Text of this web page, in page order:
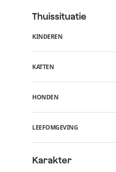
Thuissituatie
KINDEREN
KATTEN
HONDEN
LEEFOMGEVING
Karakter